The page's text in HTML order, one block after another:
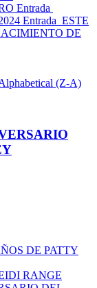
Entrada
Entrada ESTE
DE
(Z-A)
DE PATTY
RANGE